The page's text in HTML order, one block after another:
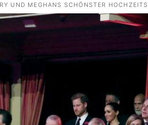
UND MEGHANS SCHÖNSTER